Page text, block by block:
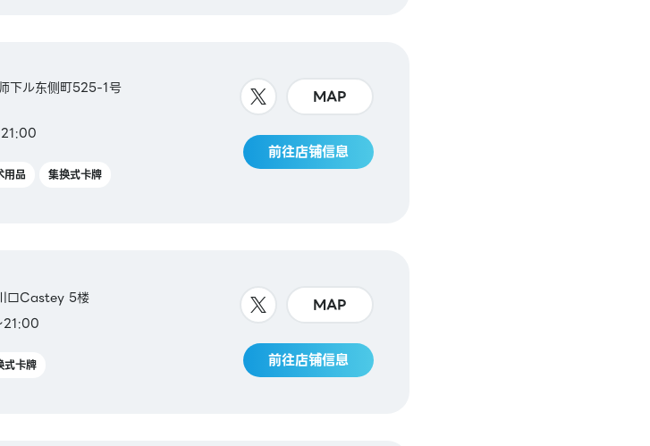
下ル东侧町525-1号
用品 集换式卡牌
MAP
前往店铺信息
口Castey 5楼
21:00
式卡牌
MAP
前往店铺信息